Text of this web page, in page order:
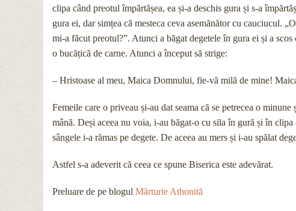
clipa când preotul împărtășea, ea și-a deschis gura și s-a
gura ei, dar simțea că mesteca ceva asemănător cu cauciucul.
mi-a făcut preotul?”. Atunci a băgat degetele în gura ei și a
o bucățică de carne. Atunci a început să strige:
– Hristoase al meu, Maica Domnului, fie-vă milă de mine!
Femeile care o priveau și-au dat seama că se petrecea o
mână. Deși aceea nu voia, i-au băgat-o cu sila în gură și în
sângele i-a rămas pe degete. De aceea au mers și i-au spălat
Astfel s-a adeverit că ceea ce spune Biserica este adevărat.
Preluare de pe blogul Mărturie Athonită